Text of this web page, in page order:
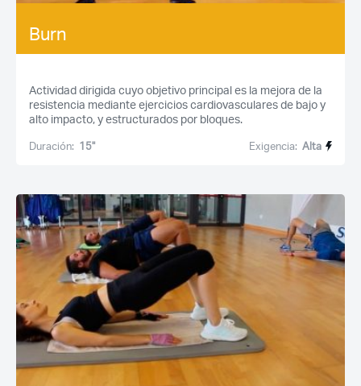
Burn
Actividad dirigida cuyo objetivo principal es la mejora de la
resistencia mediante ejercicios cardiovasculares de bajo y
alto impacto, y estructurados por bloques.
Duración: 15'' Exigencia: Alta